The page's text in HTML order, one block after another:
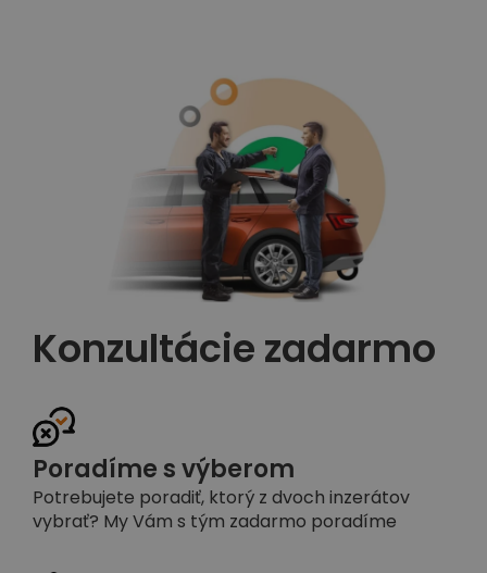
Konzultácie zadarmo
Poradíme s výberom
Potrebujete poradiť, ktorý z dvoch inzerátov
vybrať? My Vám s tým zadarmo poradíme